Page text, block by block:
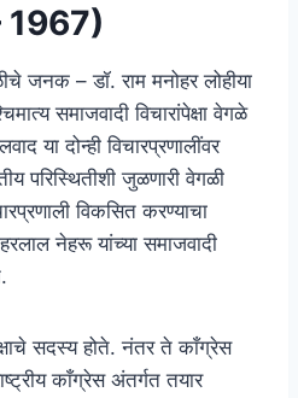
1967)
जनक – डॉ. राम मनोहर लोहीया
समाजवादी विचारांपेक्षा वेगळे
या दोन्ही विचारप्रणालींवर
परिस्थितीशी जुळणारी वेगळी
विकसित करण्याचा
नेहरू यांच्या समाजवादी
सदस्य होते. नंतर ते काँग्रेस
काँग्रेस अंतर्गत तयार